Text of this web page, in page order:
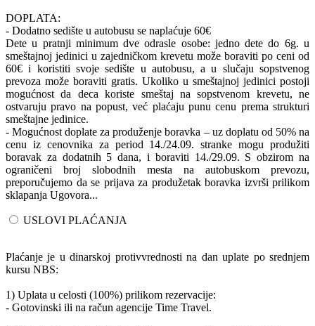
DOPLATA:
- Dodatno sedište u autobusu se naplaćuje 60€
Dete u pratnji minimum dve odrasle osobe: jedno dete do 6g. u
smeštajnoj jedinici u zajedničkom krevetu može boraviti po ceni od
60€ i koristiti svoje sedište u autobusu, a u slučaju sopstvenog
prevoza može boraviti gratis. Ukoliko u smeštajnoj jedinici postoji
mogućnost da deca koriste smeštaj na sopstvenom krevetu, ne
ostvaruju pravo na popust, već plaćaju punu cenu prema strukturi
smeštajne jedinice.
- Mogućnost doplate za produženje boravka – uz doplatu od 50% na
cenu iz cenovnika za period 14./24.09. stranke mogu produžiti
boravak za dodatnih 5 dana, i boraviti 14./29.09. S obzirom na
ograničeni broj slobodnih mesta na autobuskom prevozu,
preporučujemo da se prijava za produžetak boravka izvrši prilikom
sklapanja Ugovora...
USLOVI PLAĆANJA
Plaćanje je u dinarskoj protivvrednosti na dan uplate po srednjem
kursu NBS:
1) Uplata u celosti (100%) prilikom rezervacije:
- Gotovinski ili na račun agencije Time Travel.